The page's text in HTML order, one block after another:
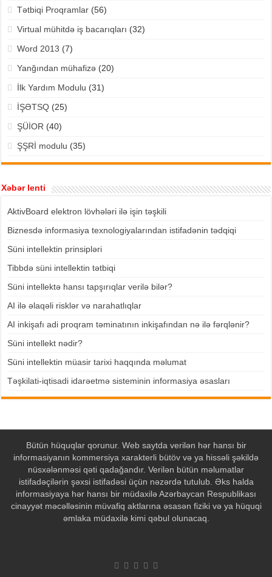
Tətbiqi Proqramlar(56)
Virtual mühitdə iş bacarıqları (32)
Word 2013 (7)
Yanğından mühafizə(20)
İlk Yardım Modulu (31)
İŞƏTSQ(25)
ŞÜİOR (40)
ŞŞRİ modulu (35)
Xəbər lenti
AktivBoard elektron lövhələri ilə işin təşkili
Biznesdə informasiya texnologiyalarından istifadənin tədqiqi
Süni intellektin prinsipləri
Tibbdə süni intellektin tətbiqi
Süni intellektə hansı tapşırıqlar verilə bilər?
AI ilə əlaqəli risklər və narahatlıqlar
AI inkişafı adi proqram təminatının inkişafından nə ilə fərqlənir?
Süni intellekt nədir?
Süni intellektin müasir tarixi haqqında məlumat
Təşkilati-iqtisadi idarəetmə sisteminin informasiya əsasları
Bütün hüquqlar qorunur. Web saytda verilən hər hansı bir
informasiyanın kommersiya xarakterli bütöv və ya hissəli şəkildə
nüsxələnməsi qəti qadağandır. Verilən bütün məlumatlar
istifadəçilərin şəxsi istifadəsi üçün nəzərdə tutulub. Əks halda
informasiyaya hər hansı bir müdaxilə Azərbaycan Respublikası
cinayyət məcəlləsinin müvafiq aktlarına əsasən fiziki və ya hüquqi
əmlaka müdaxilə kimi qəbul olunacaq.